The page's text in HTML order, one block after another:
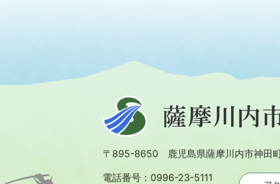
薩
摩
川
内
市
〒895-8650 鹿児島県薩摩川内市神田
電話番号：0996-23-5111